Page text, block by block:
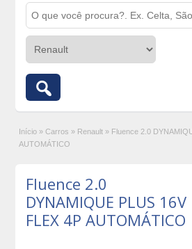
Início » Carros » Renault » Fluence 2.0
AUTOMÁTICO
Fluence 2.0
DYNAMIQUE PLUS 16V
FLEX 4P AUTOMÁTICO